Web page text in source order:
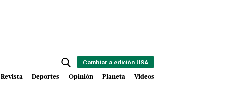
Cambiar a edición USA
Revista Deportes Opinión Planeta Videos